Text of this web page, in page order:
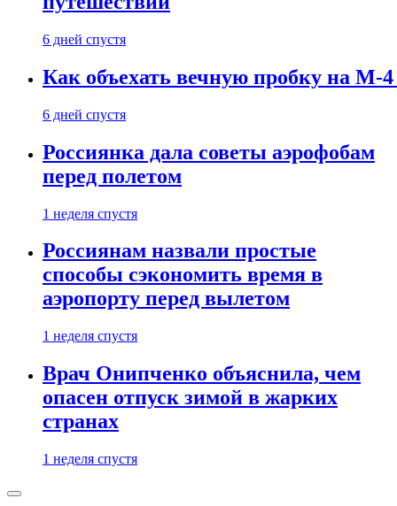
6 дней спустя
Как объехать вечную пробку на М-
6 дней спустя
Россиянка дала советы аэрофобам
перед полетом
1 неделя спустя
Россиянам назвали простые
способы сэкономить время в
аэропорту перед вылетом
1 неделя спустя
Врач Онипченко объяснила, чем
опасен отпуск зимой в жарких
странах
1 неделя спустя